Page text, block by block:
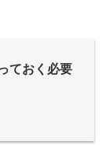
ておく必要